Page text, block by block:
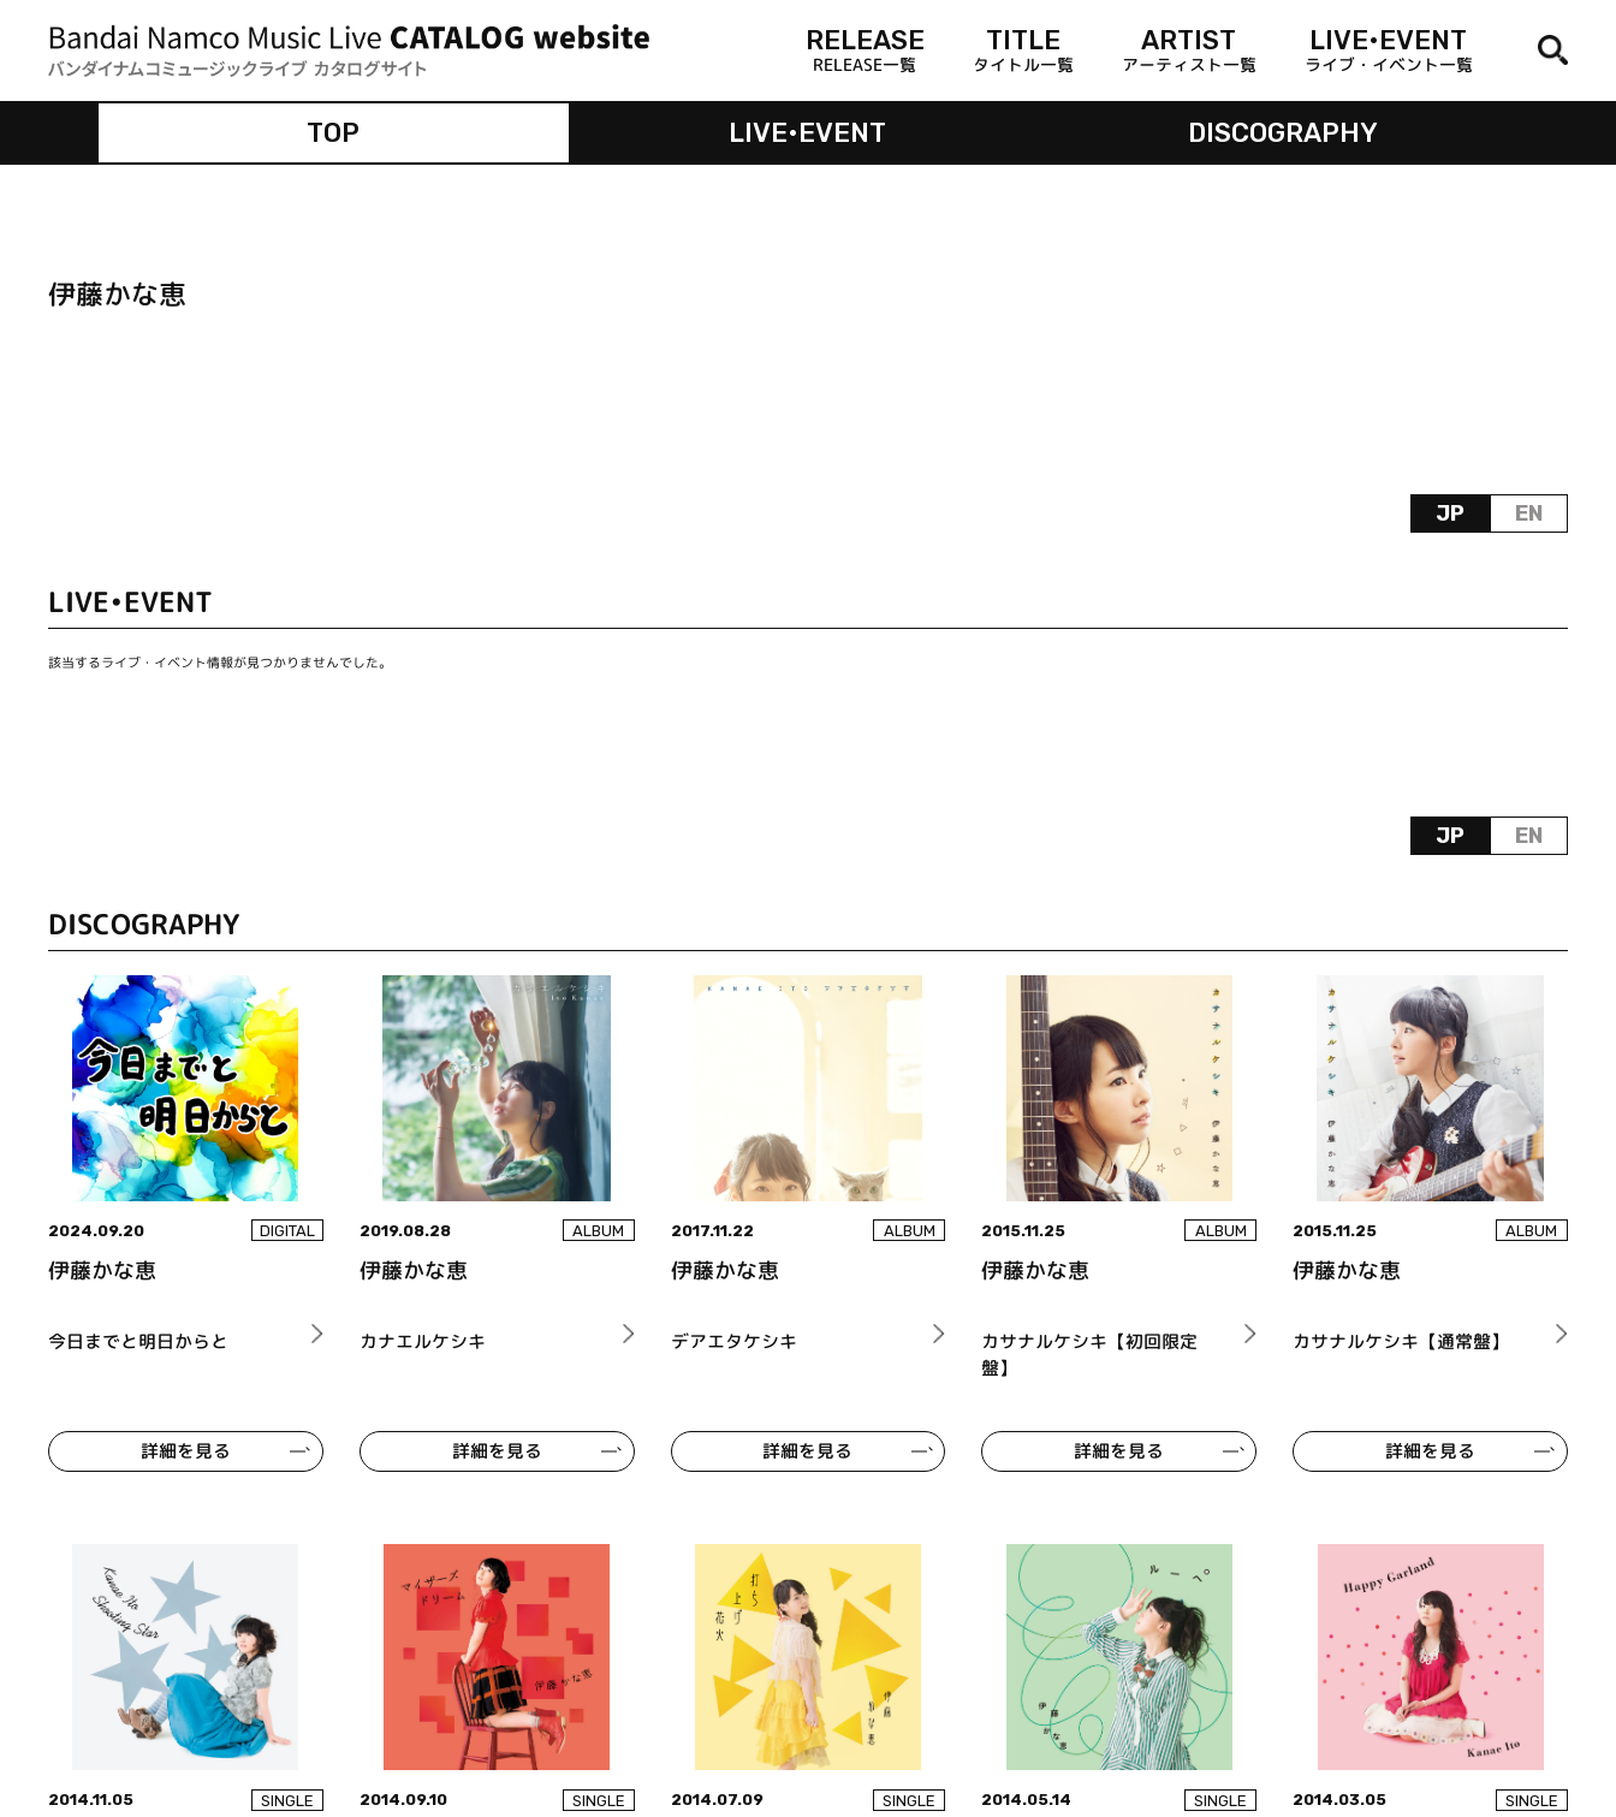
RELEASE
RELEASE一覧
TITLE
タイトル一覧
ARTIST
アーティスト一覧
LIVE•EVENT
ライブ・イベント一覧
TOP LIVE•EVENT DISCOGRAPHY
伊藤かな恵
JP EN
LIVE•EVENT
該当するライブ・イベント情報が見つかりませんでした。
JP EN
DISCOGRAPHY
2024.09.20 DIGITAL
伊藤かな恵
今日までと明日からと
詳細を見る
2019.08.28 ALBUM
伊藤かな恵
カナエルケシキ
詳細を見る
2017.11.22 ALBUM
伊藤かな恵
デアエタケシキ
詳細を見る
2015.11.25 ALBUM
伊藤かな恵
カサナルケシキ【初回限定
盤】
詳細を見る
2015.11.25 ALBUM
伊藤かな恵
カサナルケシキ【通常盤】
詳細を見る
2014.11.05 SINGLE 2014.09.10 SINGLE 2014.07.09 SINGLE 2014.05.14 SINGLE 2014.03.05 SINGLE